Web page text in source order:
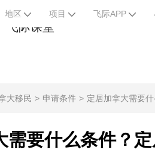
地区 项目 飞际APP
飞际课堂
大移民 申请条件 定居加拿大需要
需要什么条件？